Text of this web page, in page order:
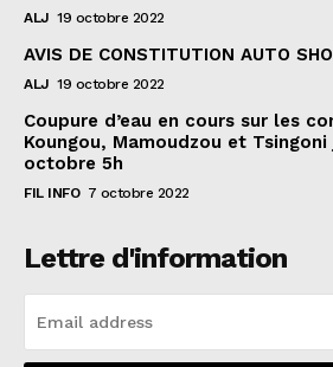
ALJ 19 octobre 2022
AVIS DE CONSTITUTION AUTO
ALJ 19 octobre 2022
Coupure d’eau en cours sur les
Koungou, Mamoudzou et Tsingoni
octobre 5h
FIL INFO 7 octobre 2022
Lettre d'information